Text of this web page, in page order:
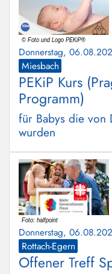
Donnerstag,
Miesbach
PEKiP Kurs
Programm)
für Babys die von
wurden
Donnerstag,
Rottach-Egern
Offener Treff
Leitzachtal
Miesbach
Neuhaus
Niklasreuth
Otterfing
Rottach-
Schaftlach
/
Waakirchen
Schliersee
Tegernsee
Warngau